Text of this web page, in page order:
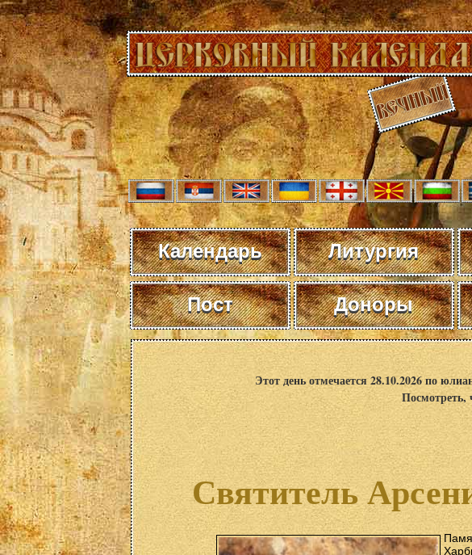
Календарь Литургия
Пост Доноры
Этот день отмечается 28.10.2026 по
Посмотреть,
Святитель